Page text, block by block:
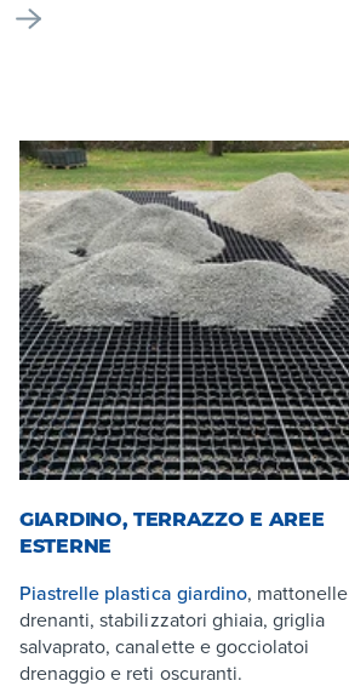
GIARDINO, TERRAZZO E AREE
ESTERNE
Piastrelle plastica giardino, mattonelle
drenanti, stabilizzatori ghiaia, griglia
salvaprato, canalette e gocciolatoi
drenaggio e reti oscuranti.